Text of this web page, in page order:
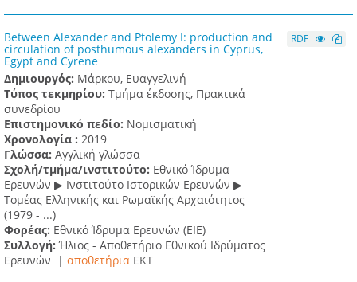
Between Alexander and Ptolemy I: production and
circulation of posthumous alexanders in Cyprus,
Egypt and Cyrene
Δημιουργός: Μάρκου, Ευαγγελινή
Τύπος τεκμηρίου: Τμήμα έκδοσης, Πρακτικά
συνεδρίου
Επιστημονικό πεδίο: Νομισματική
Χρονολογία : 2019
Γλώσσα: Αγγλική γλώσσα
Σχολή/τμήμα/ινστιτούτο: Εθνικό Ίδρυμα
Ερευνών ▶ Ινστιτούτο Ιστορικών Ερευνών ▶
Τομέας Ελληνικής και Ρωμαϊκής Αρχαιότητος
(1979 - ...)
Φορέας: Εθνικό Ίδρυμα Ερευνών (ΕΙΕ)
Συλλογή:Ήλιος - Αποθετήριο Εθνικού Ιδρύματος
Ερευνών | αποθετήρια EKT
RDF